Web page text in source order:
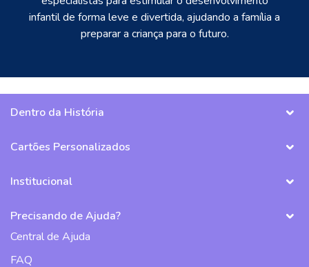
infantil de forma leve e divertida, ajudando a família a
preparar a criança para o futuro.
Dentro da História
Cartões Personalizados
Institucional
Precisando de Ajuda?
Central de Ajuda
FAQ